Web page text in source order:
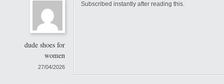
dude shoes for
women
27/04/2026
Subscribed instantly after reading this.